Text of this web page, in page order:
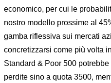
economico, per cui le
nostro modello prossime al
gamba riflessiva sui mercati
concretizzarsi come più volta
Standard & Poor 500
perdite sino a quota 3500,